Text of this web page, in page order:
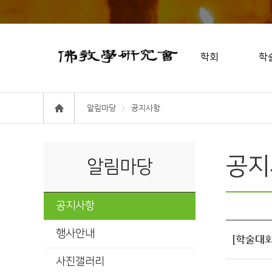
학회 학
알림마당 공지사항
알림마당
공지사항
행사안내
사진갤러리
공
[학술대